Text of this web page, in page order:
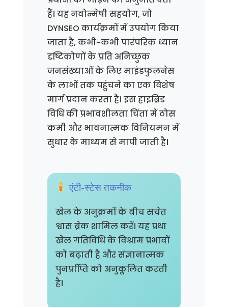
हैं। यह नवोन्मेषी सहयोग, जो
DYNSEO कार्यक्रमों में उपयोग किया
जाता है, कभी-कभी पारंपरिक ध्यान
दृष्टिकोणों के प्रति अनिच्छुक
जनसंख्याओं के लिए माइंडफुलनेस
के लाभों तक पहुंचने का एक विशेष
मार्ग प्रदान करता है। इस हाइब्रिड
विधि की प्रभावशीलता चिंता में ठोस
कमी और भावनात्मक विनियमन में
सुधार के माध्यम से मापी जाती है।
एंटी-स्टेस तकनीक
खेल के अनुक्रमों के बीच सचेत
श्वास ब्रेक शामिल करें। यह प्रथा
खेल गतिविधि के विश्राम प्रभावों
को बढ़ाती है और संज्ञानात्मक
पुनर्प्राप्ति को अनुकूलित करती
है।